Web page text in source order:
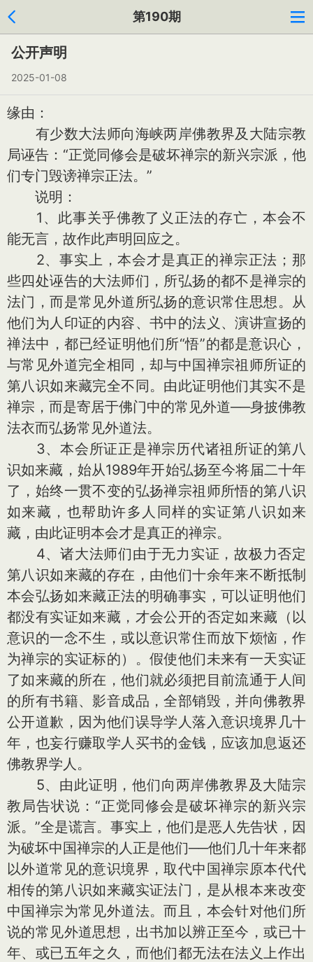
第190期
公开声明
2025-01-08
缘由：
有少数大法师向海峡两岸佛教界及大陆宗教
局诬告：“正觉同修会是破坏禅宗的新兴宗派，他
们专门毁谤禅宗正法。”
说明：
1、此事关乎佛教了义正法的存亡，本会不
能无言，故作此声明回应之。
2、事实上，本会才是真正的禅宗正法；那
些四处诬告的大法师们，所弘扬的都不是禅宗的
法门，而是常见外道所弘扬的意识常住思想。从
他们为人印证的内容、书中的法义、演讲宣扬的
禅法中，都已经证明他们所“悟”的都是意识心，
与常见外道完全相同，却与中国禅宗祖师所证的
第八识如来藏完全不同。由此证明他们其实不是
禅宗，而是寄居于佛门中的常见外道──身披佛教
法衣而弘扬常见外道法。
3、本会所证正是禅宗历代诸祖所证的第八
识如来藏，始从1989年开始弘扬至今将届二十年
了，始终一贯不变的弘扬禅宗祖师所悟的第八识
如来藏，也帮助许多人同样的实证第八识如来
藏，由此证明本会才是真正的禅宗。
4、诸大法师们由于无力实证，故极力否定
第八识如来藏的存在，由他们十余年来不断抵制
本会弘扬如来藏正法的明确事实，可以证明他们
都没有实证如来藏，才会公开的否定如来藏（以
意识的一念不生，或以意识常住而放下烦恼，作
为禅宗的实证标的）。假使他们未来有一天实证
了如来藏的所在，他们就必须把目前流通于人间
的所有书籍、影音成品，全部销毁，并向佛教界
公开道歉，因为他们误导学人落入意识境界几十
年，也妄行赚取学人买书的金钱，应该加息返还
佛教界学人。
5、由此证明，他们向两岸佛教界及大陆宗
教局告状说：“正觉同修会是破坏禅宗的新兴宗
派。”全是谎言。事实上，他们是恶人先告状，因
为破坏中国禅宗的人正是他们──他们几十年来都
以外道常见的意识境界，取代中国禅宗原本代代
相传的第八识如来藏实证法门，是从根本来改变
中国禅宗为常见外道法。而且，本会针对他们所
说的常见外道思想，出书加以辨正至今，或已十
年、或已五年之久，而他们都无法在法义上作出